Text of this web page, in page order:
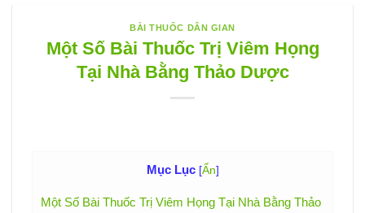
BÀI THUỐC DÂN GIAN
Một Số Bài Thuốc Trị Viêm Họng
Tại Nhà Bằng Thảo Dược
Mục Lục [Ẩn]
Một Số Bài Thuốc Trị Viêm Họng Tại Nhà Bằng Thảo